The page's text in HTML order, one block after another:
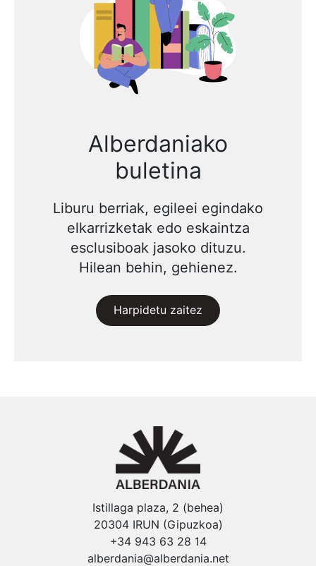
Alberdaniako
buletina
Liburu berriak, egileei egindako
elkarrizketak edo eskaintza
esclusiboak jasoko dituzu.
Hilean behin, gehienez.
Harpidetu zaitez
Istillaga plaza, 2 (behea)
20304 IRUN (Gipuzkoa)
+34 943 63 28 14
alberdania@alberdania.net